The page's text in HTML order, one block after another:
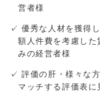
営者様
✓ 優秀な人材を獲得
額人件費を考慮した
みの経営者様
✓ 評価の肝・様々な
マッチする評価表に